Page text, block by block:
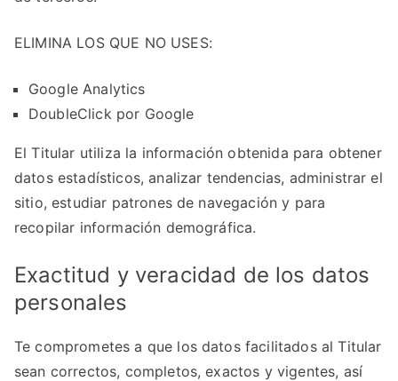
ELIMINA LOS QUE NO USES:
Google Analytics
DoubleClick por Google
El Titular utiliza la información obtenida para obtener
datos estadísticos, analizar tendencias, administrar el
sitio, estudiar patrones de navegación y para
recopilar información demográfica.
Exactitud y veracidad de los datos
personales
Te comprometes a que los datos facilitados al Titular
sean correctos, completos, exactos y vigentes, así